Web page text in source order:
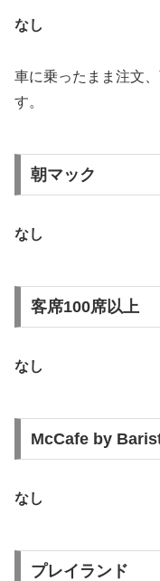
なし
車に乗ったまま注文
す。
朝マック
なし
客席100席以上
なし
McCafe by
なし
プレイランド